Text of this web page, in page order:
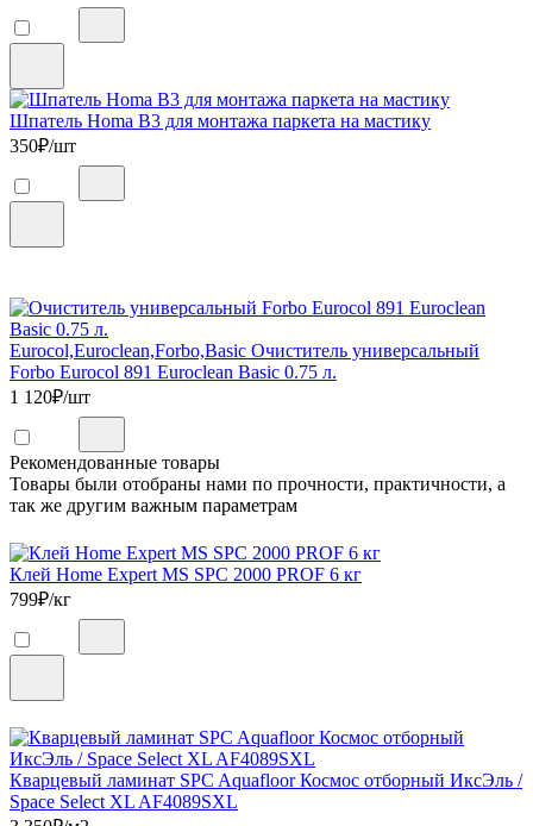
Шпатель Homa B3 для монтажа паркета на мастику
350₽/шт
Eurocol,Euroclean,Forbo,Basic Очиститель универсальный
Forbo Eurocol 891 Euroclean Basic 0.75 л.
1 120₽/шт
Рекомендованные товары
Товары были отобраны нами по прочности, практичности, а
так же другим важным параметрам
Клей Home Expert MS SPC 2000 PROF 6 кг
799₽/кг
Кварцевый ламинат SPC Aquafloor Космос отборный ИксЭль /
Space Select XL AF4089SXL